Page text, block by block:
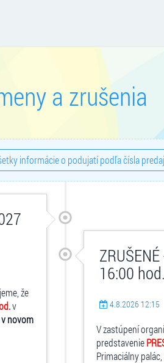
a zrušenia
informácie o podujatí podľa čísla
že
v
novom
16:00 hod.
4.8.2026 12:15
V zastúpení
predstavenie
Primaciálny